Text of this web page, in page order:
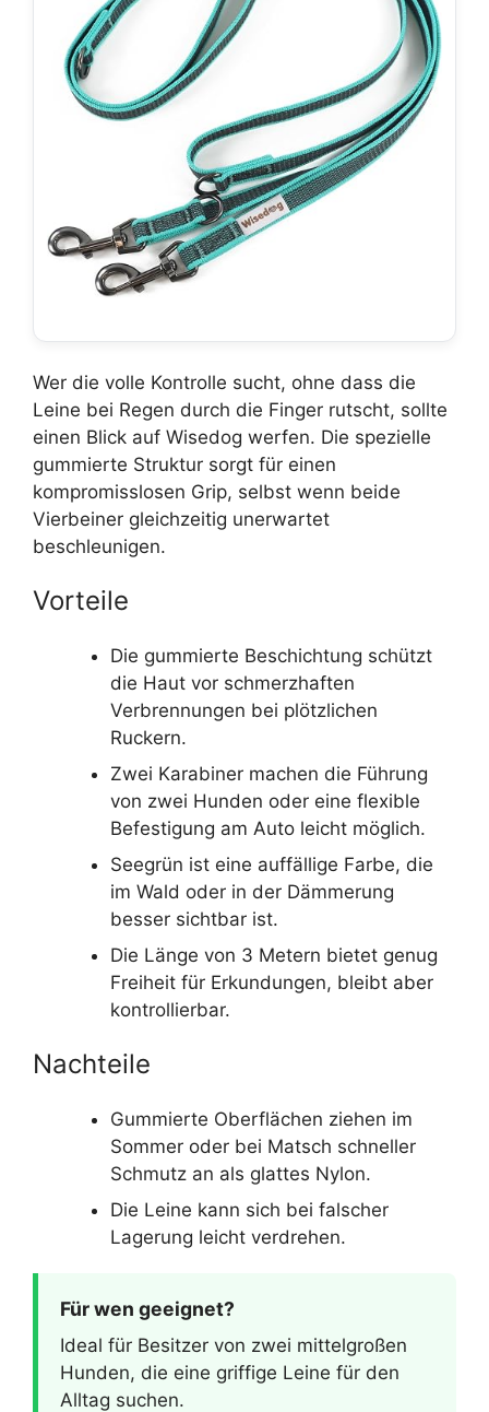
Wer die volle Kontrolle sucht, ohne dass die
Leine bei Regen durch die Finger rutscht, sollte
einen Blick auf Wisedog werfen. Die spezielle
gummierte Struktur sorgt für einen
kompromisslosen Grip, selbst wenn beide
Vierbeiner gleichzeitig unerwartet
beschleunigen.
Vorteile
Die gummierte Beschichtung schützt
die Haut vor schmerzhaften
Verbrennungen bei plötzlichen
Ruckern.
Zwei Karabiner machen die Führung
von zwei Hunden oder eine flexible
Befestigung am Auto leicht möglich.
Seegrün ist eine auffällige Farbe, die
im Wald oder in der Dämmerung
besser sichtbar ist.
Die Länge von 3 Metern bietet genug
Freiheit für Erkundungen, bleibt aber
kontrollierbar.
Nachteile
Gummierte Oberflächen ziehen im
Sommer oder bei Matsch schneller
Schmutz an als glattes Nylon.
Die Leine kann sich bei falscher
Lagerung leicht verdrehen.
Für wen geeignet?
Ideal für Besitzer von zwei mittelgroßen
Hunden, die eine griffige Leine für den
Alltag suchen.